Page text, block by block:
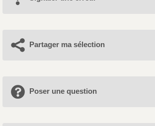
Partager ma sélection
Poser une question